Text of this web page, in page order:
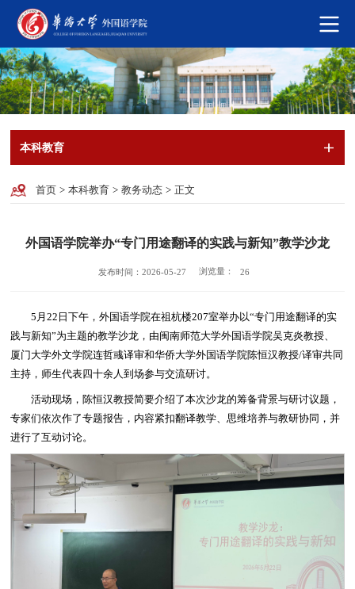
本科教育
首页 > 本科教育 > 教务动态 > 正文
外国语学院举办“专门用途翻译的实践与新知”教学沙龙
发布时间：2026-05-27 浏览量： 26
5月22日下午，外国语学院在祖杭楼207室举办以“专门用途翻译的实
践与新知”为主题的教学沙龙，由闽南师范大学外国语学院吴克炎教授、
厦门大学外文学院连哲彧译审和华侨大学外国语学院陈恒汉教授/译审共同
主持，师生代表四十余人到场参与交流研讨。
活动现场，陈恒汉教授简要介绍了本次沙龙的筹备背景与研讨议题，
专家们依次作了专题报告，内容紧扣翻译教学、思维培养与教研协同，并
进行了互动讨论。